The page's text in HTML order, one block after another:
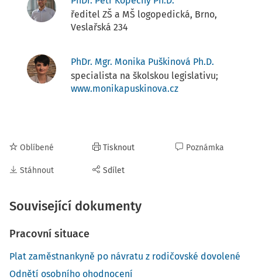
ředitel ZŠ a MŠ logopedická, Brno,
Veslařská 234
PhDr. Mgr. Monika Puškinová Ph.D.
specialista na školskou legislativu;
www.monikapuskinova.cz
Oblíbené
Stáhnout
Tisknout
Sdílet
Poznámka
Související dokumenty
Pracovní situace
Plat zaměstnankyně po návratu z rodičovské dovolené
Odnětí osobního ohodnocení